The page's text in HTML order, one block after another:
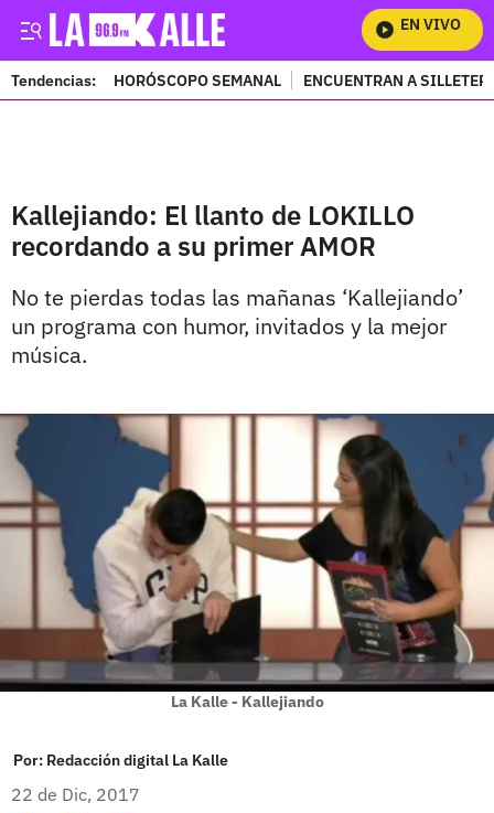
EN VIVO
Tendencias: HORÓSCOPO SEMANAL ENCUENTRAN A
Kallejiando: El llanto de LOKILLO
recordando a su primer AMOR
No te pierdas todas las mañanas ‘Kallejiando’
un programa con humor, invitados y la mejor
música.
La Kalle - Kallejiando
Por: Redacción digital La Kalle
22 de Dic, 2017